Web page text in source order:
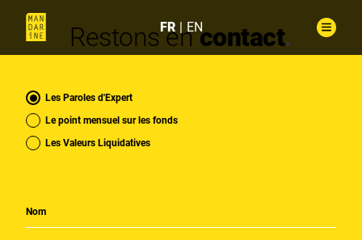
FR EN
Restons encontact
Les Paroles d'Expert
Le point mensuel sur les fonds
Les Valeurs Liquidatives